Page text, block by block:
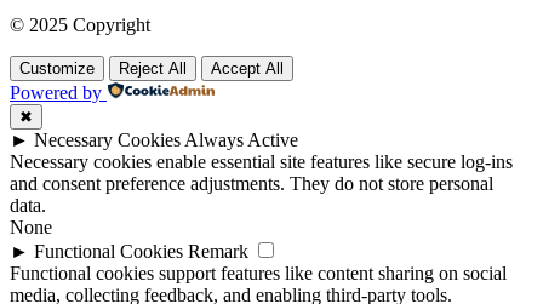
© 2025 Copyright
Customize Reject All Accept All
Powered by
✖
► Necessary Cookies Always Active
Necessary cookies enable essential site features like secure log-ins
and consent preference adjustments. They do not store personal
data.
None
► Functional Cookies Remark
Functional cookies support features like content sharing on social
media, collecting feedback, and enabling third-party tools.